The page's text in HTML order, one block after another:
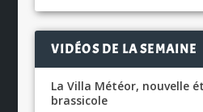
VIDÉOS DE LA SEMAINE
La Villa Météor, nouvelle
brassicole